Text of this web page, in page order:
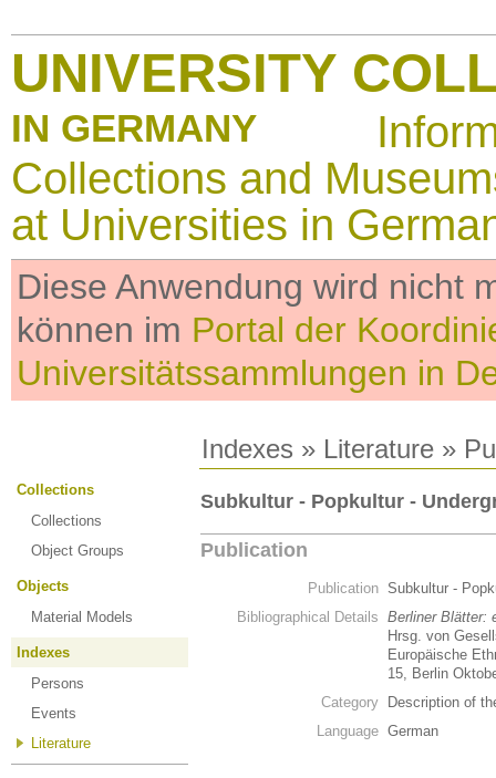
UNIVERSITY
IN GERMANY
Collections and
at Universities in
Diese Anwendung wird nicht
können im Portal der
Universitätssammlungen in
Indexes » Literature »
Collections
Collections
Object Groups
Objects
Material Models
Indexes
Persons
Events
Literature
Subkultur - Popkultur -
Publication
Publication Subkultur -
Bibliographical Details Berliner Blätter:
Hrsg. von
Europäische
15, Berlin
Category
Description of
Language German